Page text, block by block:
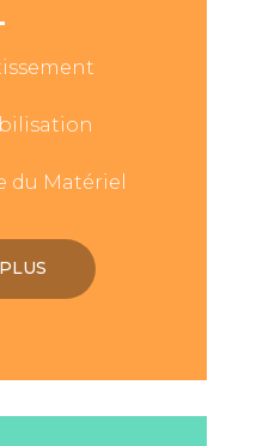
du Matériel